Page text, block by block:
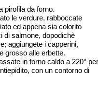
pirofila da forno.
le verdure, rabboccate
ed appena sia colorito
di salmone, dopodichè
aggiungete i capperini,
grosso alle erbette.
in forno caldo a 220° per
con un contorno di